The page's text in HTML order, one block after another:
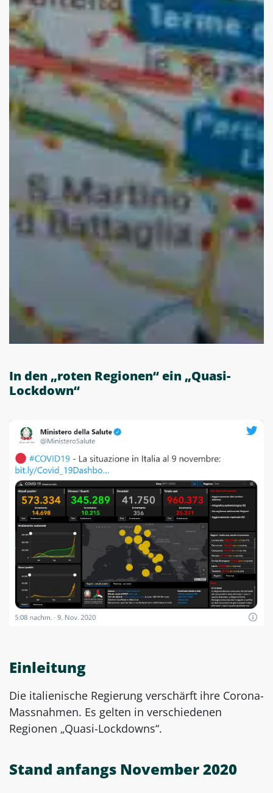
In den „roten Regionen“ ein „Quasi-
Lockdown“
Einleitung
Die italienische Regierung verschärft ihre Corona-
Massnahmen. Es gelten in verschiedenen
Regionen „Quasi-Lockdowns“.
Stand anfangs November 2020